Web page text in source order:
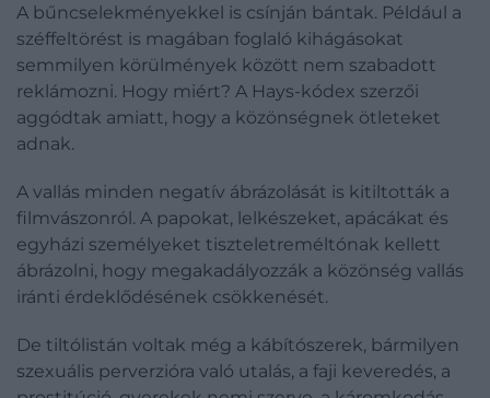
A bűncselekményekkel is csínján bántak. Például a
széffeltörést is magában foglaló kihágásokat
semmilyen körülmények között nem szabadott
reklámozni. Hogy miért? A Hays-kódex szerzői
aggódtak amiatt, hogy a közönségnek ötleteket
adnak.
A vallás minden negatív ábrázolását is kitiltották a
filmvászonról. A papokat, lelkészeket, apácákat és
egyházi személyeket tiszteletreméltónak kellett
ábrázolni, hogy megakadályozzák a közönség vallás
iránti érdeklődésének csökkenését.
De tiltólistán voltak még a kábítószerek, bármilyen
szexuális perverzióra való utalás, a faji keveredés, a